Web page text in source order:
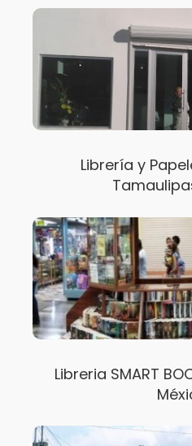
Librería y
Libreria SMART